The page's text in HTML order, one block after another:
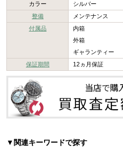
カラー
シルバー
整備
メンテナンス
付属品
内箱
外箱
ギャランティー
保証期間
12ヵ月保証
▼関連キーワードで探す